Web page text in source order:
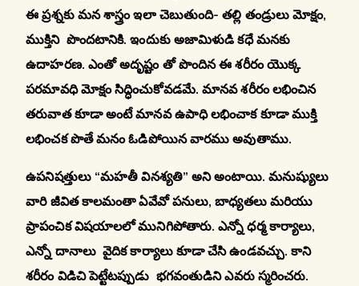
ఈ ప్రశ్నకు మన శాస్త్రం ఇలా చెబుతుంది- తల్లి తండ్రులు మోక్షం,
ముక్తిని పొందటానికి. ఇందుకు అజామిళుడి కధే మనకు
ఉదాహరణ. ఎంతో అదృష్టం తో పొందిన ఈ శరీరం యొక్క
పరమావధి మోక్షం సిద్ధించుకోవడమే. మానవ శరీరం లభించిన
తరువాత కూడా అంటే మానవ ఉపాధి లభించాక కూడా ముక్తి
లభించక పొతే మనం ఓడిపోయిన వారము అవుతాము.
ఉపనిషత్తులు “మహతీ వినశ్యతి” అని అంటాయి. మనుష్యులు
వారి జీవిత కాలమంతా ఏవేవో పనులు, బాధ్యతలు మరియు
ప్రాపంచిక విషయాలలో మునిగిపోతారు. ఎన్నో ధర్మ కార్యాలు,
ఎన్నో దానాలు వైదిక కార్యాలు కూడా చేసి ఉండవచ్చు. కాని
శరీరం విడిచి పెట్టేటప్పుడు భగవంతుడిని ఎవరు స్మరించరు.